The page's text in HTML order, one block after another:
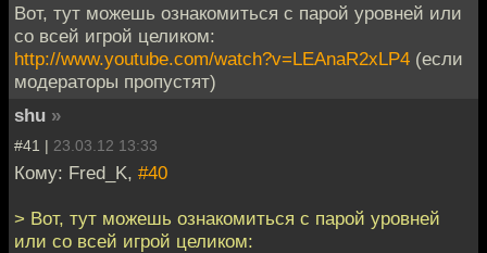
Вот, тут можешь ознакомиться с парой уровней или
со всей игрой целиком:
http://www.youtube.com/watch?v=LEAnaR2xLP4 (если
модераторы пропустят)
shu »
#41 | 23.03.12 13:33
Кому: Fred_K, #40
> Вот, тут можешь ознакомиться с парой уровней
или со всей игрой целиком: